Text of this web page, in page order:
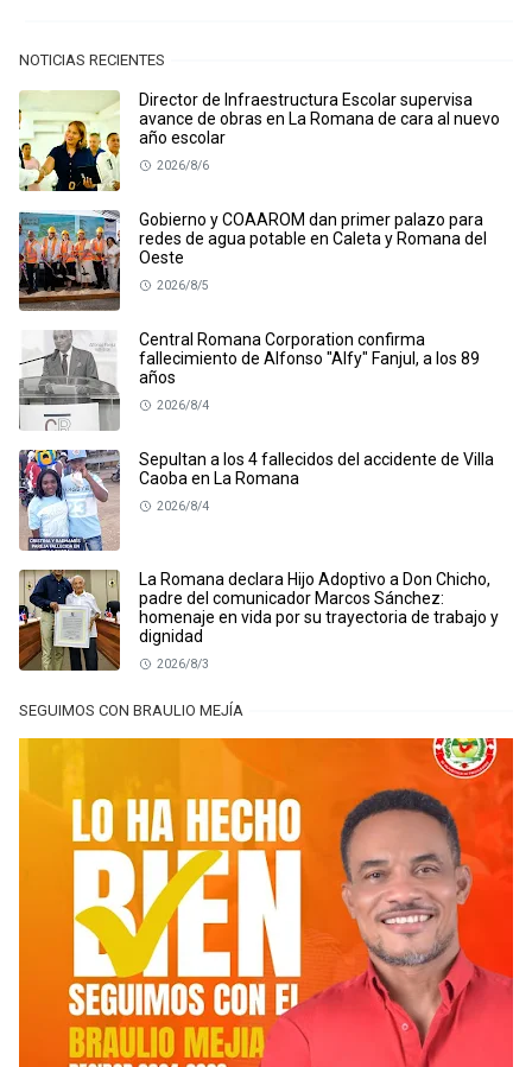
NOTICIAS RECIENTES
Director de Infraestructura Escolar supervisa
avance de obras en La Romana de cara al nuevo
año escolar
2026/8/6
Gobierno y COAAROM dan primer palazo para
redes de agua potable en Caleta y Romana del
Oeste
2026/8/5
Central Romana Corporation confirma
fallecimiento de Alfonso "Alfy" Fanjul, a los 89
años
2026/8/4
Sepultan a los 4 fallecidos del accidente de Villa
Caoba en La Romana
2026/8/4
La Romana declara Hijo Adoptivo a Don Chicho,
padre del comunicador Marcos Sánchez:
homenaje en vida por su trayectoria de trabajo y
dignidad
2026/8/3
SEGUIMOS CON BRAULIO MEJÍA